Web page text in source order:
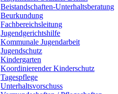
Beistandschaften-Unterhaltsberatung
Beurkundung
Fachbereichsleitung
Jugendgerichtshilfe
Kommunale Jugendarbeit
Jugendschutz
Kindergarten
Koordinierender Kinderschutz
Tagespflege
Unterhaltsvorschuss